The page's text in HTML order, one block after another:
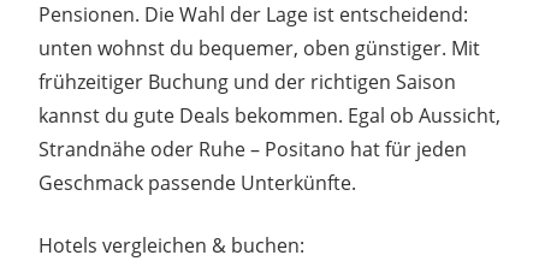
Pensionen. Die Wahl der Lage ist entscheidend:
unten wohnst du bequemer, oben günstiger. Mit
frühzeitiger Buchung und der richtigen Saison
kannst du gute Deals bekommen. Egal ob Aussicht,
Strandnähe oder Ruhe – Positano hat für jeden
Geschmack passende Unterkünfte.
Hotels vergleichen & buchen: